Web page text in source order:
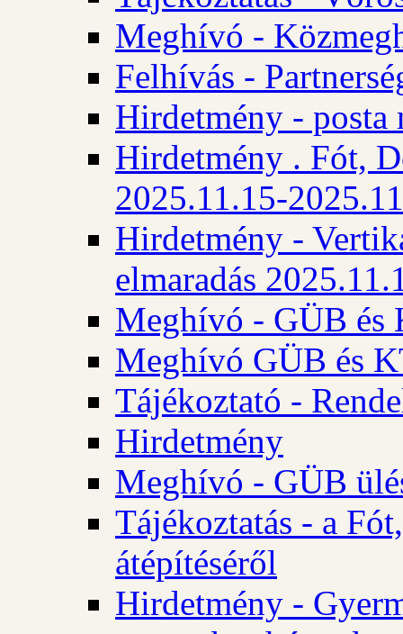
Meghívó -
Felhívás -
Hirdetmény - posta
Hirdetmény . Fót,
2025.11.15-
Hirdetmény -
elmaradás
Meghívó - GÜB és
Meghívó GÜB és
Tájékoztató -
Hirdetmény
Meghívó - GÜB
Tájékoztatás - a
átépítéséről
Hirdetmény -